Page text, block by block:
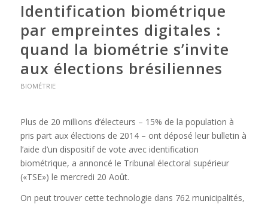
Identification biométrique
par empreintes digitales :
quand la biométrie s’invite
aux élections brésiliennes
BIOMÉTRIE
Plus de 20 millions d’électeurs – 15% de la population à
pris part aux élections de 2014 – ont déposé leur bulletin à
l’aide d’un dispositif de vote avec identification
biométrique, a annoncé le Tribunal électoral supérieur
(«TSE») le mercredi 20 Août.
On peut trouver cette technologie dans 762 municipalités,